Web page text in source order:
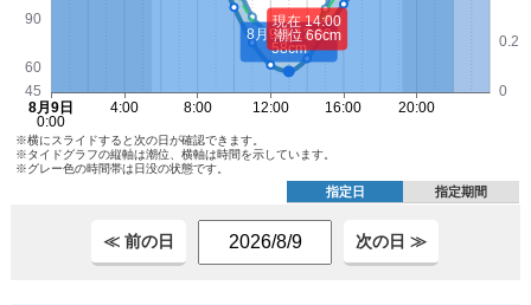
※横にスライドすると次の日が確認できます。
※タイドグラフの縦軸は潮位、横軸は時間を示しています。
※グレー色の時間帯は日没の状態です。
指定日 指定期間
≪ 前の日 次の日 ≫